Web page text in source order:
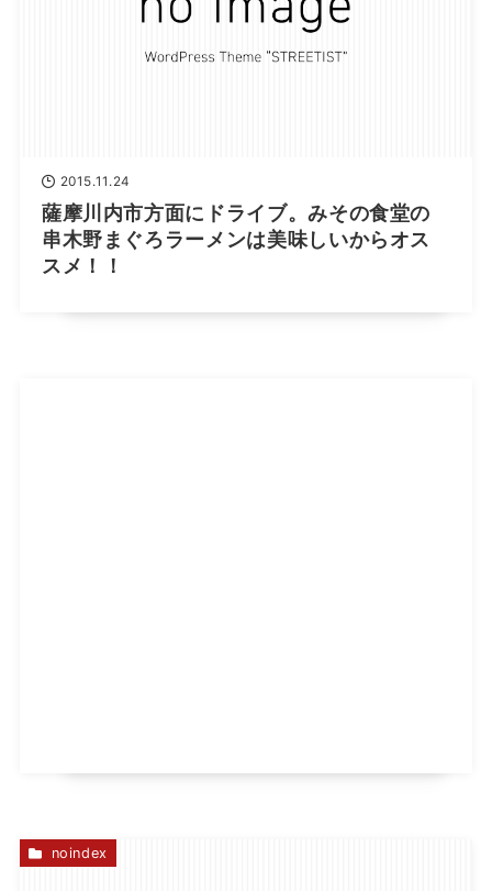
2015.11.24
薩摩川内市方面にドライブ。みその食堂の
串木野まぐろラーメンは美味しいからオス
スメ！！
noindex